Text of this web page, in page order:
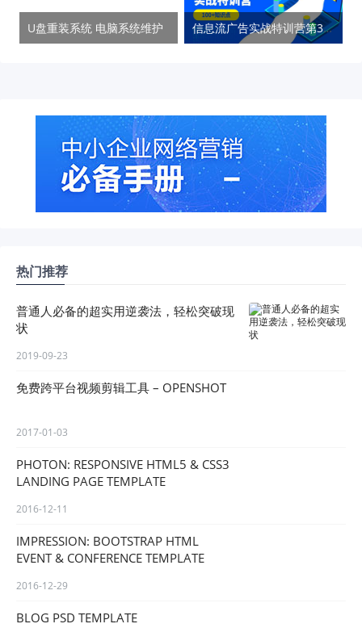
U盘重装系统 电脑系统维护 信息流广告实战特训营第37期
热门推荐
普通人必备的超实用逆袭法，轻松突破现
状
2019-09-23
免费跨平台视频剪辑工具 – OPENSHOT
2017-01-03
PHOTON: RESPONSIVE HTML5 & CSS3
LANDING PAGE TEMPLATE
2016-12-11
IMPRESSION: BOOTSTRAP HTML
EVENT & CONFERENCE TEMPLATE
2016-12-29
BLOG PSD TEMPLATE